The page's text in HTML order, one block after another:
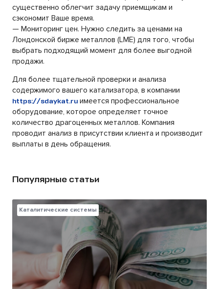
существенно облегчит задачу приемщикам и
сэкономит Ваше время.
— Мониторинг цен. Нужно следить за ценами на
Лондонской бирже металлов (LME) для того, чтобы
выбрать подходящий момент для более выгодной
продажи.
Для более тщательной проверки и анализа
содержимого вашего катализатора, в компании
https://sdaykat.ru имеется профессиональное
оборудование, которое определяет точное
количество драгоценных металлов. Компания
проводит анализ в присутствии клиента и производит
выплаты в день обращения.
Популярные статьи
Каталитические системы